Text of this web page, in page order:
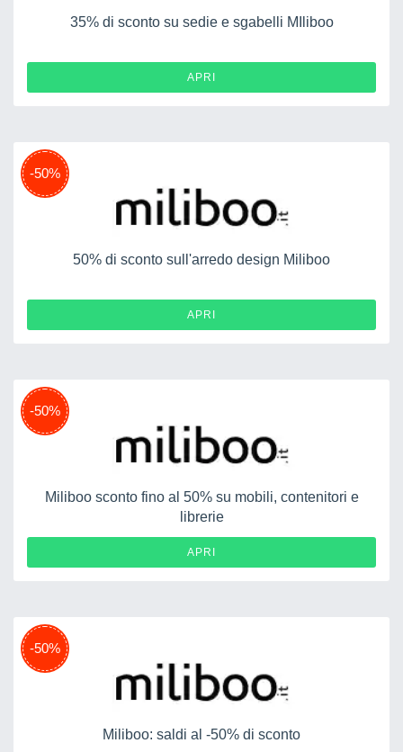
35% di sconto su sedie e sgabelli MIliboo
APRI
-50%
50% di sconto sull'arredo design Miliboo
APRI
-50%
Miliboo sconto fino al 50% su mobili, contenitori e
librerie
APRI
-50%
Miliboo: saldi al -50% di sconto